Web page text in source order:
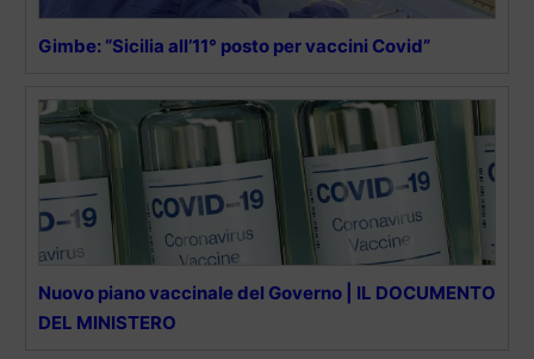
Gimbe: “Sicilia all’11° posto per vaccini Covid”
Nuovo piano vaccinale del Governo | IL DOCUMENTO
DEL MINISTERO